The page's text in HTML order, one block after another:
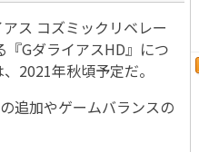
ス コズミックリベレー
GダライアスHD』につ
2021年秋頃予定だ。
追加やゲームバランスの